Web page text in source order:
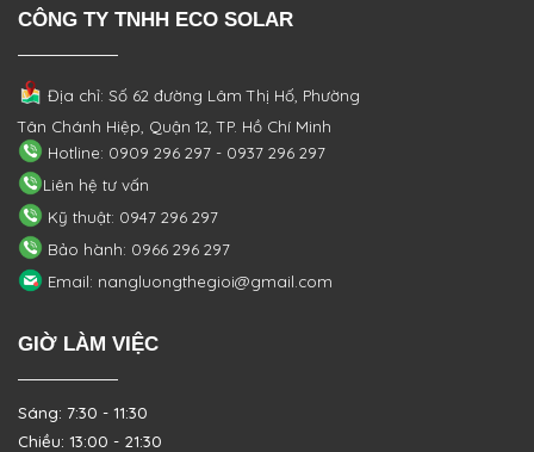
CÔNG TY TNHH ECO SOLAR
Địa chỉ: Số 62 đường Lâm Thị Hố, Phường
Tân Chánh Hiệp, Quận 12, TP. Hồ Chí Minh
Hotline: 0909 296 297 - 0937 296 297
Liên hệ tư vấn
Kỹ thuật: 0947 296 297
Bảo hành: 0966 296 297
Email: nangluongthegioi@gmail.com
GIỜ LÀM VIỆC
Sáng: 7:30 - 11:30
Chiều: 13:00 - 21:30